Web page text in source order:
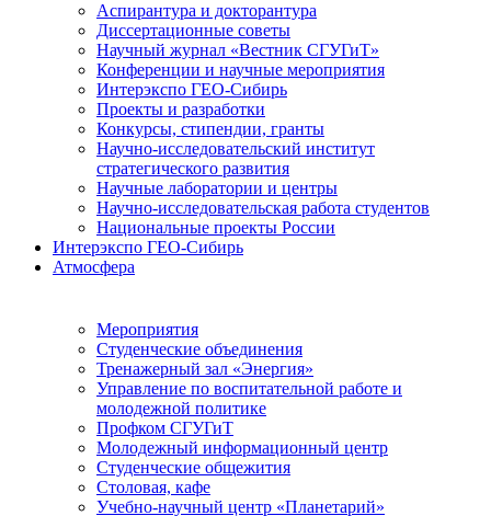
Аспирантура и докторантура
Диссертационные советы
Научный журнал «Вестник СГУГиТ»
Конференции и научные мероприятия
Интерэкспо ГЕО-Сибирь
Проекты и разработки
Конкурсы, стипендии, гранты
Научно-исследовательский институт
стратегического развития
Научные лаборатории и центры
Научно-исследовательская работа студентов
Национальные проекты России
Интерэкспо ГЕО-Сибирь
Атмосфера
Мероприятия
Студенческие объединения
Тренажерный зал «Энергия»
Управление по воспитательной работе и
молодежной политике
Профком СГУГиТ
Молодежный информационный центр
Студенческие общежития
Столовая, кафе
Учебно-научный центр «Планетарий»